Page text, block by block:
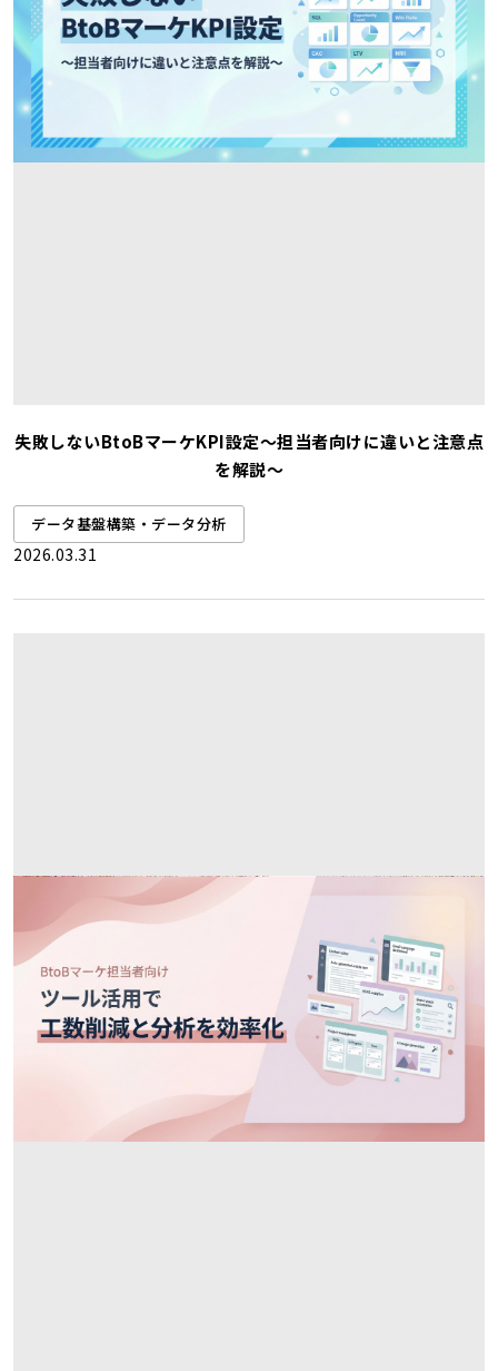
失敗しないBtoBマーケKPI設定～担当者向けに違いと注意点
を解説～
データ基盤構築・データ分析
2026.03.31